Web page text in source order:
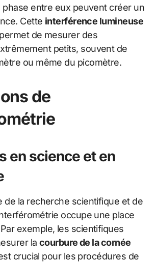
phase entre eux peuvent créer un
Cette interférence lumineuse
de mesurer des
petits, souvent de
ou même du picomètre.
de
en science et en
de la recherche scientifique et de
occupe une place
exemple, les scientifiques
la courbure de la cornée
crucial pour les procédures de